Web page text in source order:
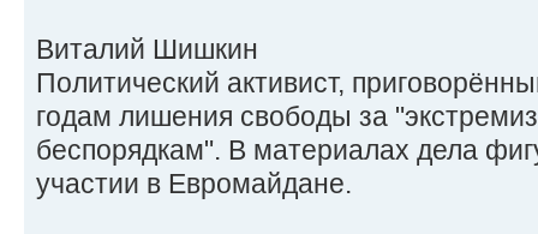
Виталий Шишкин
Политический активист,
годам лишения свободы за
беспорядкам". В материалах дела
участии в Евромайдане.